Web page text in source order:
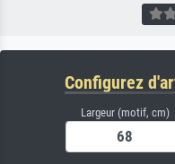
Configurez
Largeur (motif, cm)